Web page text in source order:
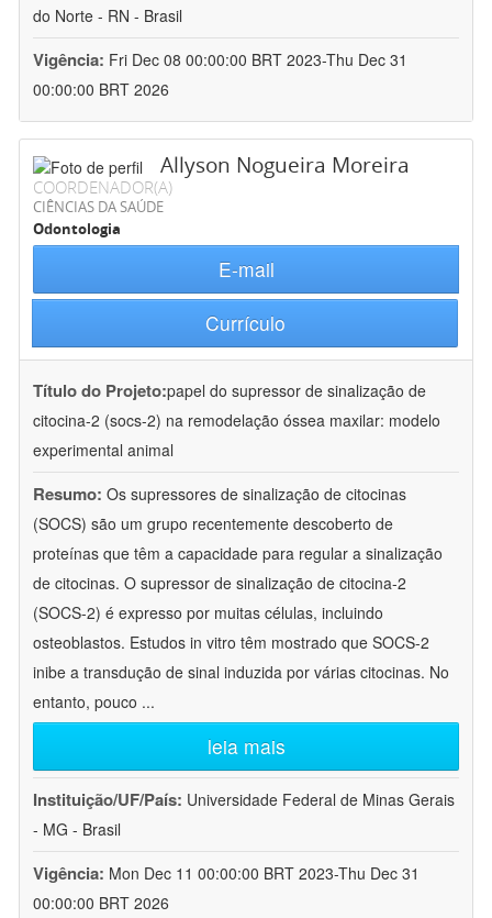
do Norte - RN - Brasil
Vigência: Fri Dec 08 00:00:00 BRT 2023-Thu Dec 31
00:00:00 BRT 2026
Allyson Nogueira Moreira
COORDENADOR(A)
CIÊNCIAS DA SAÚDE
Odontologia
E-mail
Currículo
Título do Projeto:papel do supressor de sinalização de
citocina-2 (socs-2) na remodelação óssea maxilar: modelo
experimental animal
Resumo: Os supressores de sinalização de citocinas
(SOCS) são um grupo recentemente descoberto de
proteínas que têm a capacidade para regular a sinalização
de citocinas. O supressor de sinalização de citocina-2
(SOCS-2) é expresso por muitas células, incluindo
osteoblastos. Estudos in vitro têm mostrado que SOCS-2
inibe a transdução de sinal induzida por várias citocinas. No
entanto, pouco ...
leia mais
Instituição/UF/País: Universidade Federal de Minas Gerais
- MG - Brasil
Vigência: Mon Dec 11 00:00:00 BRT 2023-Thu Dec 31
00:00:00 BRT 2026